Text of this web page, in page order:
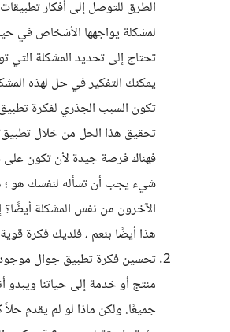
الطرق للتوصل إلى أفكار
لمشكلة يواجهها الأشخاص في
تحتاج إلى تحديد المشكلة التي
يمكنك التفكير في حل لهذه
تكون السبب الجذري لفكرة
تحقيق هذا الحل من خلال تطبيق؟
فهناك فرصة جيدة لأن تكون على
شيء يجب أن تسأله لنفسك هو
الآخرون من نفس المشكلة أيضًا؟
هذا أيضًا بنعم ، فلديك فكرة
تحسين فكرة تطبيق جوال
منتج أو خدمة إلى حياتنا ويبدو
جميعًا. ولكن ماذا لو لم يقدم حلاً